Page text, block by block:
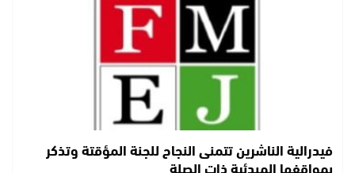
فيدرالية الناشرين تتمنى النجاح للجنة المؤقتة وتذكر